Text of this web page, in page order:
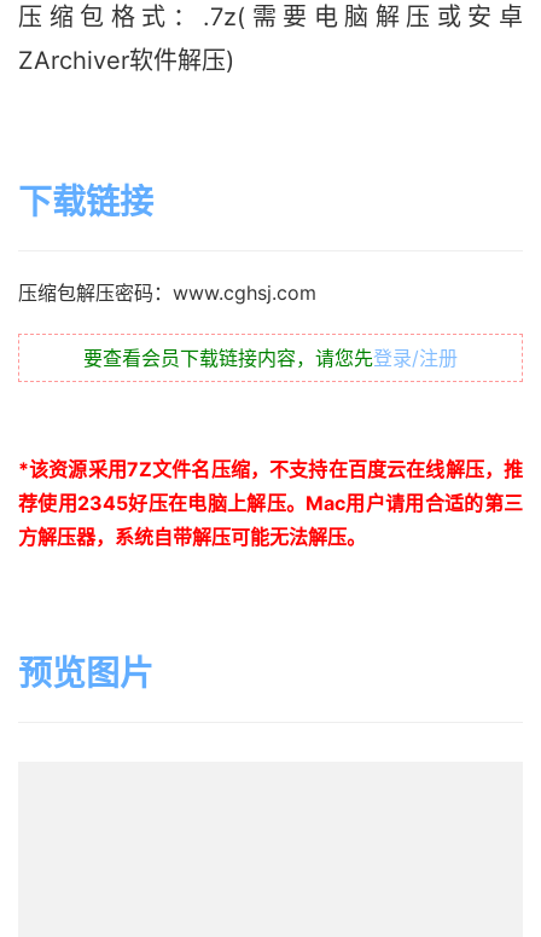
压缩包格式：.7z(需要电脑解压或安卓
ZArchiver软件解压)
下载链接
压缩包解压密码：www.cghsj.com
要查看会员下载链接内容，请您先登录/注册
*该资源采用7Z文件名压缩，不支持在百度云在线解压，推
荐使用2345好压在电脑上解压。 Mac用户请用合适的第三
方解压器，系统自带解压可能无法解压。
预览图片